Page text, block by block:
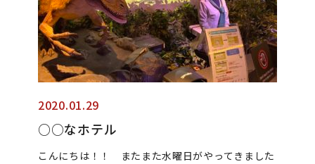
2020.01.29
○○なホテル
こんにちは！！ またまた水曜日がやってきました